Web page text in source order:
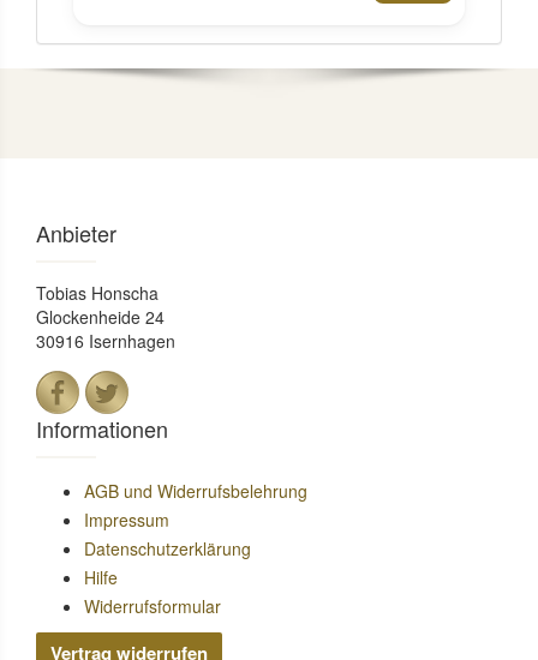
Anbieter
Tobias Honscha
Glockenheide 24
30916 Isernhagen
Informationen
AGB und Widerrufsbelehrung
Impressum
Datenschutzerklärung
Hilfe
Widerrufsformular
Vertrag widerrufen